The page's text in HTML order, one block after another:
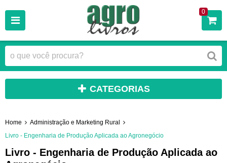
0
CATEGORIAS
Home
Administração e Marketing Rural
Livro - Engenharia de Produção Aplicada ao Agronegócio
Livro - Engenharia de Produção Aplicada ao